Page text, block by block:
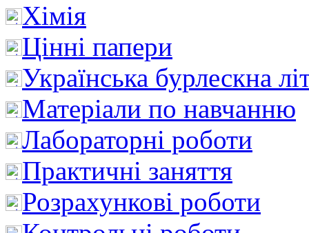
Хімія
Цінні папери
Українська бурлескна
Матеріали по навчанню
Лабораторні роботи
Практичні заняття
Розрахункові роботи